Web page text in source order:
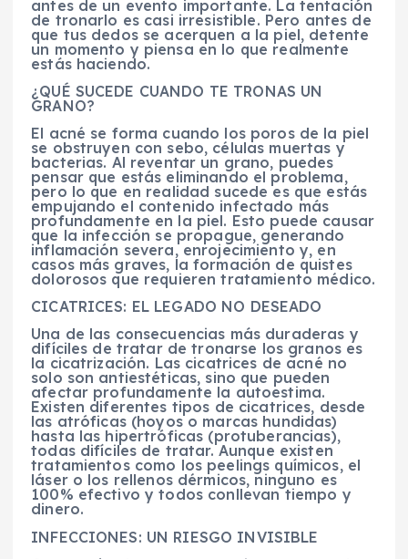
antes de un evento importante. La tentación
de tronarlo es casi irresistible. Pero antes de
que tus dedos se acerquen a la piel, detente
un momento y piensa en lo que realmente
estás haciendo.
¿QUÉ SUCEDE CUANDO TE TRONAS UN
GRANO?
El acné se forma cuando los poros de la piel
se obstruyen con sebo, células muertas y
bacterias. Al reventar un grano, puedes
pensar que estás eliminando el problema,
pero lo que en realidad sucede es que estás
empujando el contenido infectado más
profundamente en la piel. Esto puede causar
que la infección se propague, generando
inflamación severa, enrojecimiento y, en
casos más graves, la formación de quistes
dolorosos que requieren tratamiento médico.
CICATRICES: EL LEGADO NO DESEADO
Una de las consecuencias más duraderas y
difíciles de tratar de tronarse los granos es
la cicatrización. Las cicatrices de acné no
solo son antiestéticas, sino que pueden
afectar profundamente la autoestima.
Existen diferentes tipos de cicatrices, desde
las atróficas (hoyos o marcas hundidas)
hasta las hipertróficas (protuberancias),
todas difíciles de tratar. Aunque existen
tratamientos como los peelings químicos, el
láser o los rellenos dérmicos, ninguno es
100% efectivo y todos conllevan tiempo y
dinero.
INFECCIONES: UN RIESGO INVISIBLE